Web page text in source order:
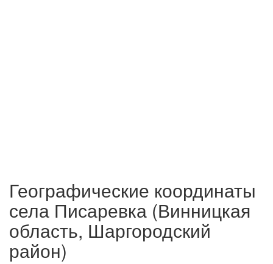
Географические координаты
села Писаревка (Винницкая
область, Шаргородский
район)